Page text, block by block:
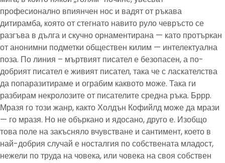
професионално впиянчен нос и вадят от ръкава
дитирамба, която от стегнато навито руло чевръсто се
разгъва в дълга и скучно орнаментирана — като протъркан
от анонимни подметки обществен килим — интелектуална
поза. По линия – мъртвият писател е безопасен, а по-
добрият писател е живият писател, така че с ласкателства
да попаразитираме и ограбим каквото може. Така ги
разбирам некролозите от писателите средна ръка. Бррр.
Мразя го този жанр, както Холдън Кофийлд може да мрази
— го мразя. Но не объркано и ядосано, друго е. Изобщо
това поле на закъсняло вчувстване и сантимент, което в
най-добрия случай е носталгия по собствената младост,
нежели по труда на човека, или човека на своя собствен